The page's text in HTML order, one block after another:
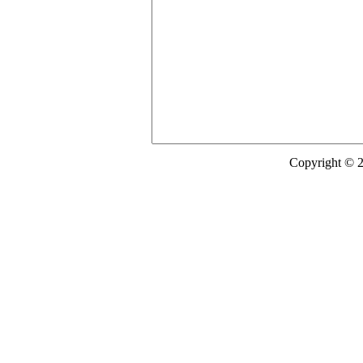
Copyright ©